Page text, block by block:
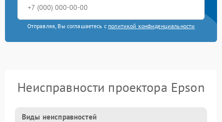
Отправляя, Вы соглашаетесь с политикой конфиденциальности
Неисправности проектора Epson
Виды неисправностей